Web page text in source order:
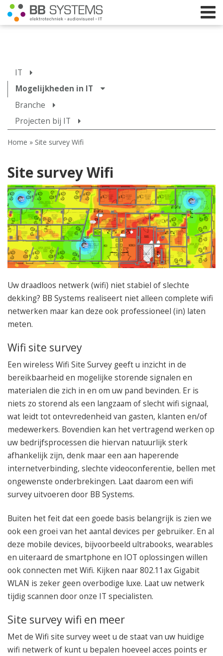
Licht
Geluid
Elektrotechniek
IT
Webshop
050 – 54 91 662
Route
IT
Mogelijkheden in IT
Branche
Projecten bij IT
Home » Site survey Wifi
Site survey Wifi
Uw draadloos netwerk (wifi) niet stabiel of slechte
dekking? BB Systems realiseert niet alleen complete wifi
netwerken maar kan deze ook professioneel (in) laten
meten.
Wifi site survey
Een wireless Wifi Site Survey geeft u inzicht in de
bereikbaarheid en mogelijke storende signalen en
materialen die zich in en om uw pand bevinden. Er is
niets zo storend als een langzaam of slecht wifi signaal,
wat leidt tot ontevredenheid van gasten, klanten en/of
medewerkers. Bovendien kan het vertragend werken op
uw bedrijfsprocessen die hiervan natuurlijk sterk
afhankelijk zijn, denk maar een aan haperende
internetverbinding, slechte videoconferentie, bellen met
ongewenste onderbrekingen. Laat daarom een wifi
survey uitvoeren door BB Systems.
Buiten het feit dat een goede basis belangrijk is zien we
ook een groei van het aantal devices per gebruiker. En al
deze mobile devices, bijvoorbeeld ultrabooks, wearables
en uiteraard de smartphone en IOT oplossingen willen
ook connecten met Wifi. Kijken naar 802.11ax Gigabit
WLAN is zeker geen overbodige luxe. Laat uw netwerk
tijdig scannen door onze IT specialisten.
Site survey wifi en meer
Met de Wifi site survey weet u de staat van uw huidige
wifi netwerk of kunt u bepalen hoeveel acces points er